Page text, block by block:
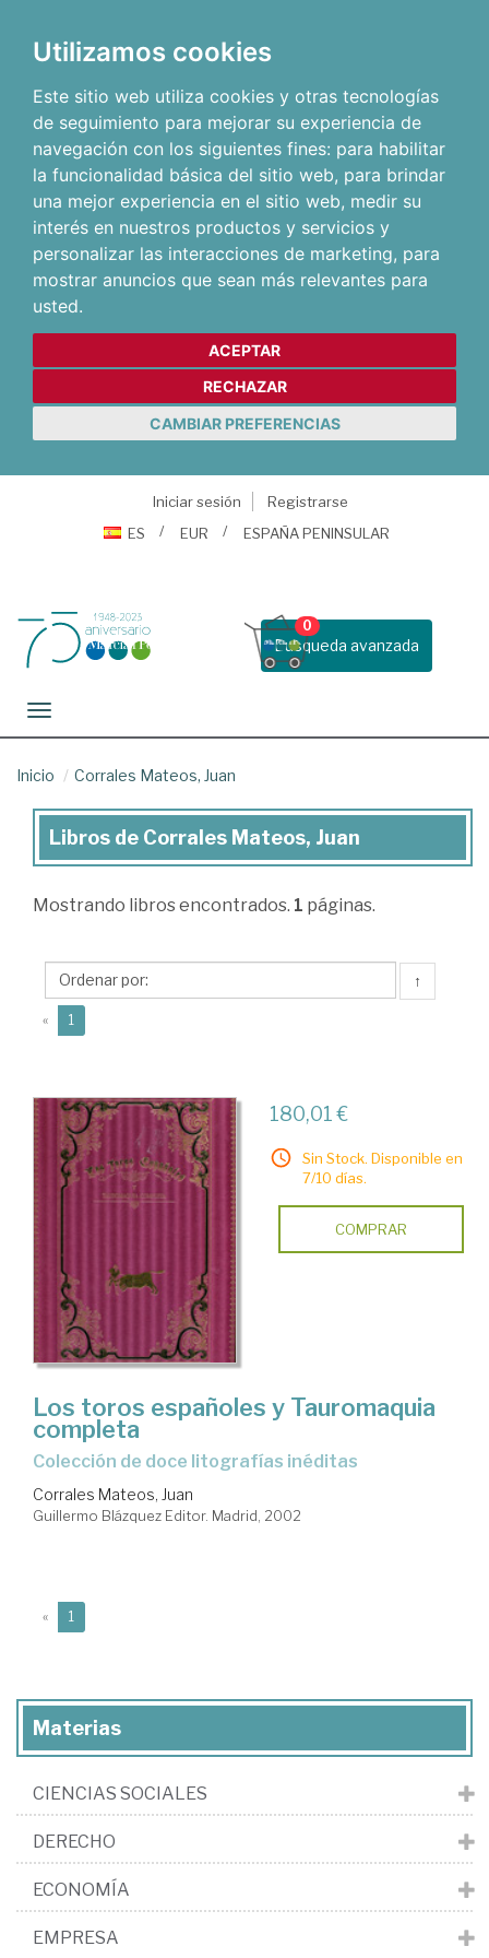
Utilizamos cookies
Este sitio web utiliza cookies y otras tecnologías
de seguimiento para mejorar su experiencia de
navegación con los siguientes fines: para habilitar
la funcionalidad básica del sitio web, para brindar
una mejor experiencia en el sitio web, medir su
interés en nuestros productos y servicios y
personalizar las interacciones de marketing, para
mostrar anuncios que sean más relevantes para
usted.
ACEPTAR
RECHAZAR
CAMBIAR PREFERENCIAS
Iniciar sesión
Registrarse
ES
EUR ESPAÑA PENINSULAR
Busqueda avanzada
0
Toggle navigation
Inicio Corrales Mateos, Juan
Libros
Corrales
Juan
Libros de Corrales Mateos, Juan
Mostrando libros encontrados. 1 páginas.
↑
« 1
180,01 €
Sin Stock. Disponible en
7/10 días.
COMPRAR
Los toros españoles y Tauromaquia
completa
Colección de doce litografías inéditas
Corrales Mateos, Juan
Guillermo Blázquez Editor. Madrid, 2002
« 1
Materias
CIENCIAS SOCIALES
DERECHO
ECONOMÍA
EMPRESA